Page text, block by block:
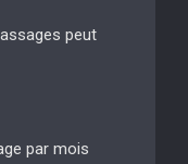
peut
par mois